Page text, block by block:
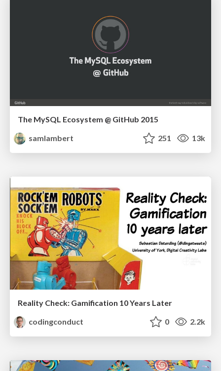
The MySQL Ecosystem @ GitHub 2015
samlambert
251 13k
Reality Check: Gamification 10 Years Later
codingconduct
0 2.2k